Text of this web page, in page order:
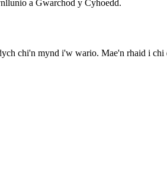
a Gwarchod y Cyhoedd.
chi'n mynd i'w wario. Mae'n rhaid i